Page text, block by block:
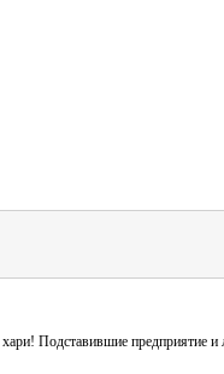
Подставившие предприятие и